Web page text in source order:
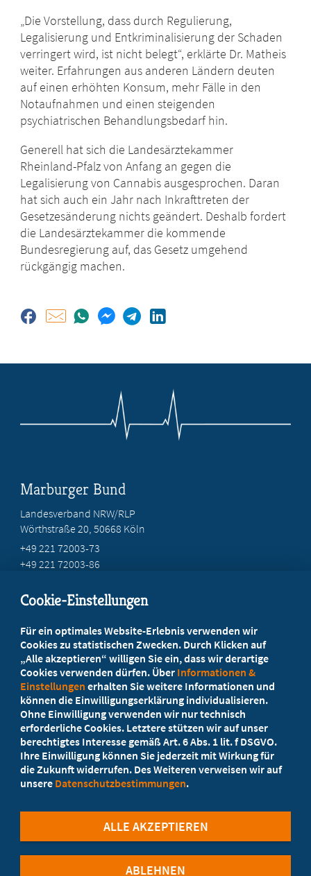
„Die Vorstellung, dass durch Regulierung,
Legalisierung und Entkriminalisierung der Schaden
verringert wird, ist nicht belegt“, erklärte Dr. Matheis
weiter. Erfahrungen aus anderen Ländern deuten
auf einen erhöhten Konsum, mehr Fälle in den
Notaufnahmen und einen steigenden
psychiatrischen Behandlungsbedarf hin.
Generell hat sich die Landesärztekammer
Rheinland-Pfalz von Anfang an gegen die
Legalisierung von Cannabis ausgesprochen. Daran
hat sich auch ein Jahr nach Inkrafttreten der
Gesetzesänderung nichts geändert. Deshalb fordert
die Landesärztekammer die kommende
Bundesregierung auf, das Gesetz umgehend
rückgängig machen.
Marburger Bund
Landesverband NRW/RLP
Wörthstraße 20, 50668 Köln
+49 221 72003-73
+49 221 72003-86
Ihr Landesverband berät Sie!
Ansprechpartner
Werden Sie jetzt Mitglied
5 Vorteile einer MB-Mitgliedschaft
Cookie-Einstellungen
Für ein optimales Website-Erlebnis verwenden wir
Cookies zu statistischen Zwecken. Durch Klicken auf
„Alle akzeptieren“ willigen Sie ein, dass wir derartige
Cookies verwenden dürfen. Über Informationen &
Einstellungen erhalten Sie weitere Informationen und
können die Einwilligungserklärung individualisieren.
Ohne Einwilligung verwenden wir nur technisch
erforderliche Cookies. Letztere stützen wir auf unser
berechtigtes Interesse gemäß Art. 6 Abs. 1 lit. f DSGVO.
Ihre Einwilligung können Sie jederzeit mit Wirkung für
die Zukunft widerrufen. Des Weiteren verweisen wir auf
unsere Datenschutzbestimmungen.
ABLEHNEN
ALLE AKZEPTIEREN